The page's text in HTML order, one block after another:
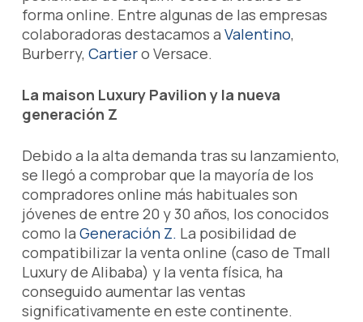
forma online. Entre algunas de las empresas
colaboradoras destacamos a Valentino,
Burberry, Cartiero Versace.
La maison Luxury Pavilion y la nueva
generación Z
Debido a la alta demanda tras su lanzamiento,
se llegó a comprobar que la mayoría de los
compradores online más habituales son
jóvenes de entre 20 y 30 años, los conocidos
como la Generación Z. La posibilidad de
compatibilizar la venta online (caso de Tmall
Luxury de Alibaba) y la venta física, ha
conseguido aumentar las ventas
significativamente en este continente.